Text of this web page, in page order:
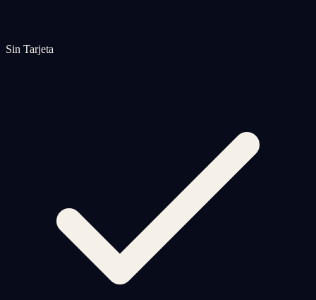
Sin Tarjeta